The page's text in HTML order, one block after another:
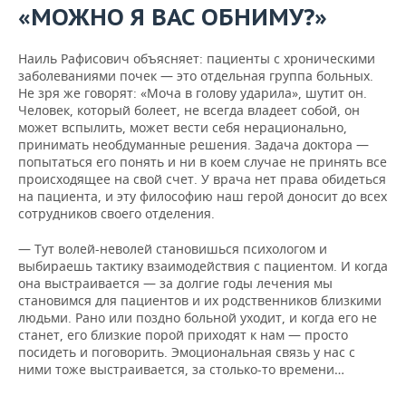
«МОЖНО Я ВАС ОБНИМУ?»
Наиль Рафисович объясняет: пациенты с хроническими
заболеваниями почек — это отдельная группа больных.
Не зря же говорят: «Моча в голову ударила», шутит он.
Человек, который болеет, не всегда владеет собой, он
может вспылить, может вести себя нерационально,
принимать необдуманные решения. Задача доктора —
попытаться его понять и ни в коем случае не принять все
происходящее на свой счет. У врача нет права обидеться
на пациента, и эту философию наш герой доносит до всех
сотрудников своего отделения.
— Тут волей-неволей становишься психологом и
выбираешь тактику взаимодействия с пациентом. И когда
она выстраивается — за долгие годы лечения мы
становимся для пациентов и их родственников близкими
людьми. Рано или поздно больной уходит, и когда его не
станет, его близкие порой приходят к нам — просто
посидеть и поговорить. Эмоциональная связь у нас с
ними тоже выстраивается, за столько-то времени…